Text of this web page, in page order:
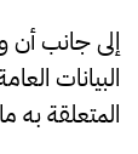
إلى جانب أن
البيانات
المتعلقة به